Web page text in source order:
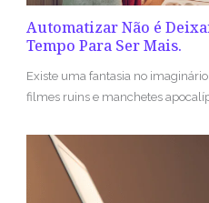
Automatizar Não é
Tempo Para Ser Mais.
Existe uma fantasia no
filmes ruins e manchetes